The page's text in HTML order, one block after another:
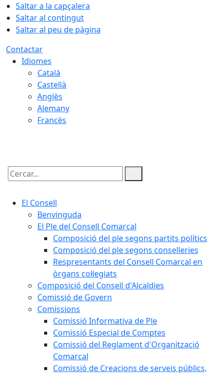
Saltar a la capçalera
Saltar al contingut
Saltar al peu de pàgina
Contactar
Idiomes
Català
Castellà
Anglès
Alemany
Francès
Cercar:
El Consell
Benvinguda
El Ple del Consell Comarcal
Composició del ple segons partits polítics
Composició del ple segons conselleries
Respresentants del Consell Comarcal en
òrgans col·legiats
Composició del Consell d'Alcaldies
Comissió de Govern
Comissions
Comissió Informativa de Ple
Comissió Especial de Comptes
Comissió del Reglament d'Organització
Comarcal
Comissió de Creacions de serveis públics,